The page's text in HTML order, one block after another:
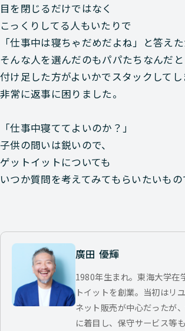
目を閉じるだけではなく
こっくりしてる人もいたりで
「仕事中は寝ちゃだめだよね」と答え
そんな人を選んだのもパパたちなんだと
付け足した方がよいかでスタックしてし
非常に返事に困りました。
「仕事中寝ててよいのか？」
子供の問いは鋭いので、
ゲットイットについても
いつか質問を考えてみてもらいたいもの
廣田 優輝
1980年生まれ。東海大学在
トイットを創業。当初はリ
ネット販売が中心だったが
に着目し、保守サービス等